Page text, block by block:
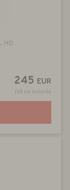
HD
245 EUR
IVA no incluido